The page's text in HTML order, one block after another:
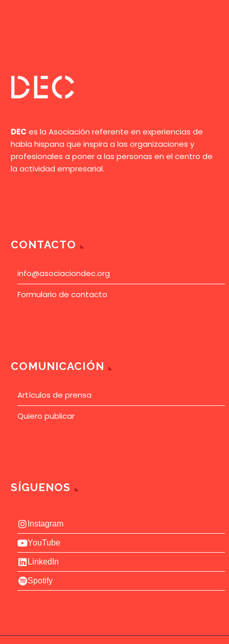
DEC es la Asociación referente en experiencias de
habla hispana que inspira a las organizaciones y
profesionales a poner a las personas en el centro de
la actividad empresarial.
CONTACTO
info@asociaciondec.org
Formulario de contacto
COMUNICACIÓN
Artículos de prensa
Quiero publicar
SÍGUENOS
Instagram
YouTube
LinkedIn
Spotify